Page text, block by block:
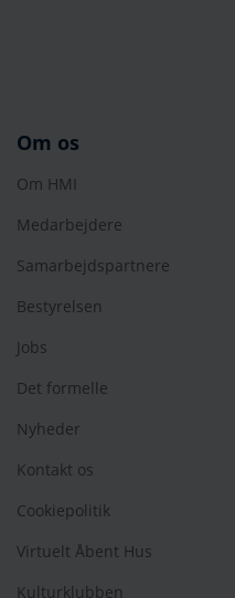
Om os
Om HMI
Medarbejdere
Samarbejdspartnere
Bestyrelsen
Jobs
Det formelle
Nyheder
Kontakt os
Cookiepolitik
Virtuelt Åbent Hus
Kulturklubben